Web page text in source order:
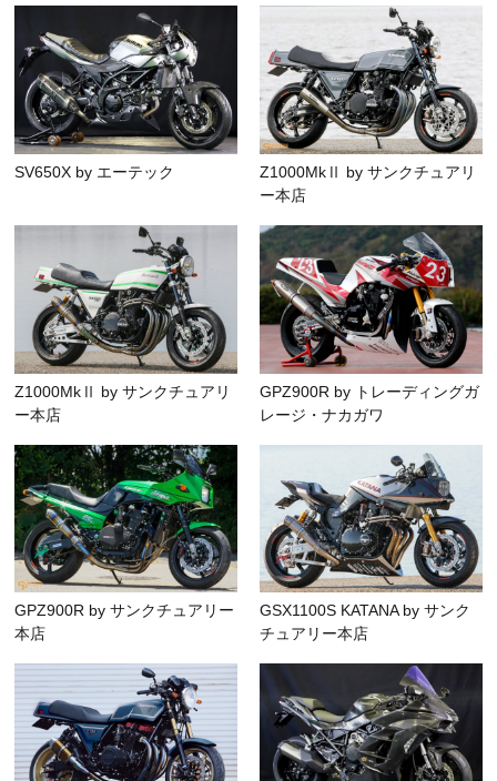
SV650X by エーテック
Z1000MkⅡ by サンクチュアリ
ー本店
Z1000MkⅡ by サンクチュアリ
ー本店
GPZ900R by トレーディングガ
レージ・ナカガワ
GPZ900R by サンクチュアリー
本店
GSX1100S KATANA by サンク
チュアリー本店